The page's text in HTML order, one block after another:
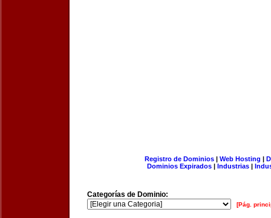
Registro de Dominios| Web Hosting |
Dominios Expirados | Industrias |
Categorías de Dominio:
[Pág.